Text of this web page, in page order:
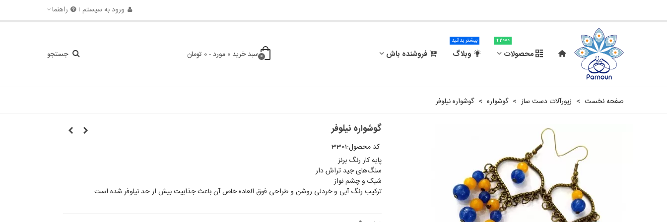
ورود به سیستم راهنما
محصولات
2000+
وبلاگ
بیشتر بدانید
فروشنده باش 0سبد خرید 0 مورد -0 تومان جستجو
صفحه نخست > زیورآلات دست ساز > گوشواره > گوشواره نیلوفر
گوشواره نیلوفر
کد محصول:3301
پایه کار رنگ برنز
سنگ‌های جید تراش دار
شیک و چشم نواز
ترکیب رنگ آبی و خردلی روشن و طراحی فوق العاده خاص آن باعث جذابیت بیش از حد نیلوفر شده است